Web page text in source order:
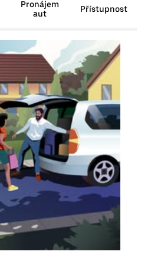
Pronájem
aut
Přístupnost